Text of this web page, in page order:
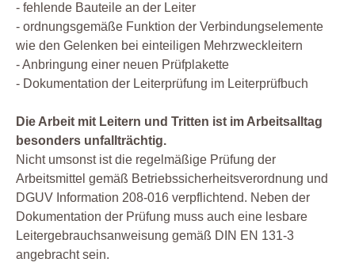
- fehlende Bauteile an der Leiter
- ordnungsgemäße Funktion der Verbindungselemente
wie den Gelenken bei einteiligen Mehrzweckleitern
- Anbringung einer neuen Prüfplakette
- Dokumentation der Leiterprüfung im Leiterprüfbuch
Die Arbeit mit Leitern und Tritten ist im Arbeitsalltag
besonders unfallträchtig.
Nicht umsonst ist die regelmäßige Prüfung der
Arbeitsmittel gemäß Betriebssicherheitsverordnung und
DGUV Information 208-016 verpflichtend. Neben der
Dokumentation der Prüfung muss auch eine lesbare
Leitergebrauchsanweisung gemäß DIN EN 131-3
angebracht sein.